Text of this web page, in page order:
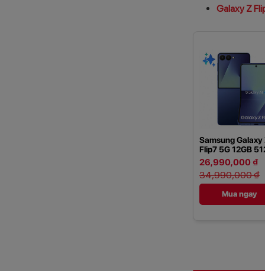
Galaxy Z
Samsung Galaxy
Flip7 5G 12GB
26,990,000 ₫
34,990,000 ₫
Mua ngay